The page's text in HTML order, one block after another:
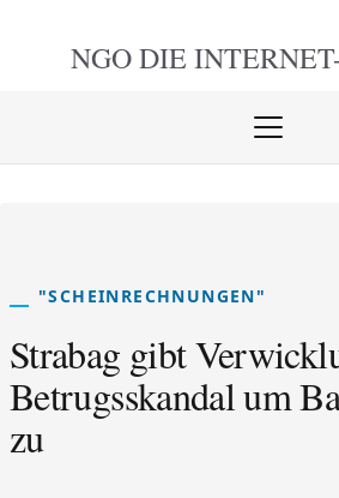
NGO DIE
Menü
"SCHEINRECHNUNGEN"
Strabag gibt
Betrugsskandal um
zu